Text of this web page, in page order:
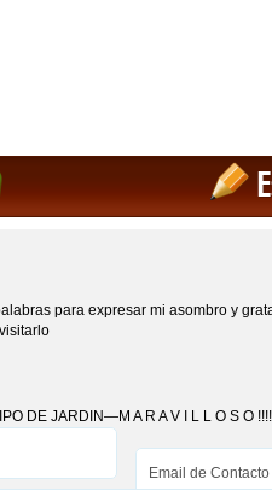
para expresar mi asombro y
DE JARDIN—M A R A V I L L O S O